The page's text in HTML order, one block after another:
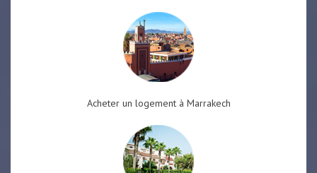
Acheter un logement à Marrakech